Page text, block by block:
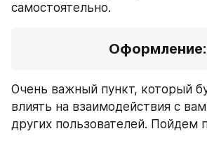
самостоятельно.
Оформление:
Очень важный пункт, который
влиять на взаимодействия с
других пользователей. Пойдем